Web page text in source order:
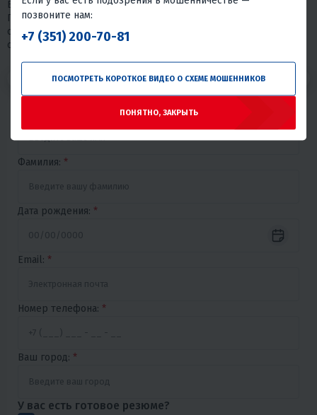
Благодарим Вас за проявленный интерес к нашей компании.
Просим пройти короткий тест. Пожалуйста, отнеситесь к нему
серьезно, так как в нашем выборе мы на 80% будем
основываться на его результаты.
2
Фамилия: *
Дата рождения: *
Email: *
Номер телефона: *
Ваш город: *
У вас есть готовое резюме?
позвоните нам:
+7 (351) 200-70-81
ПОСМОТРЕТЬ КОРОТКОЕ ВИДЕО О СХЕМЕ МОШЕННИКОВ
ПОНЯТНО, ЗАКРЫТЬ